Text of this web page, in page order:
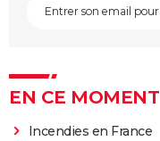
EN CE MOMENT
Incendies en France